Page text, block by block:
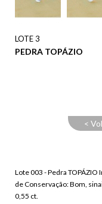
LOTE 3
PEDRA TOPÁZIO
<
Lote 003 - Pedra
de Conservação: Bom,
0,55 ct.